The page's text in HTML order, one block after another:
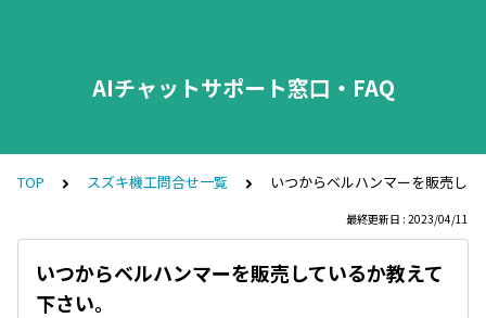
AIチャットサポート窓口・FAQ
TOP スズキ機工問合せ一覧 いつからベルハンマーを販売し
最終更新日 : 2023/04/11
いつからベルハンマーを販売しているか教えて
下さい。